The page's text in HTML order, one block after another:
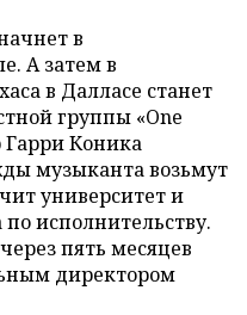
в
А затем в
в Далласе станет
группы «One
Гарри Коника
музыканта возьмут
университет и
исполнительству.
пять месяцев
директором